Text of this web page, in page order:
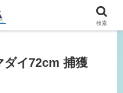
ムにおまかせ！
ダイ72cm 捕獲
検索